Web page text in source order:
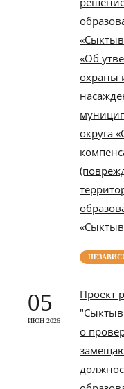
«Об
охраны
округа
05
ИЮН 2026
Проект
о